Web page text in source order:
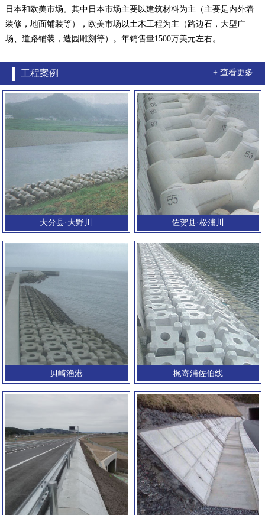
日本和欧美市场。其中日本市场主要以建筑材料为主（主要是内外墙
装修，地面铺装等），欧美市场以土木工程为主（路边石，大型广
场、道路铺装，造园雕刻等）。年销售量1500万美元左右。
+ 查看更多
工程案例
大分县·大野川 佐贺县·松浦川
贝崎渔港 梶寄浦佐伯线